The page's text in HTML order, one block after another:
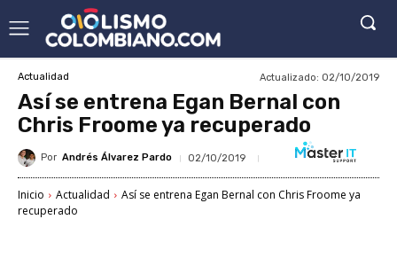
Actualidad Actualizado: 02/10/2019
Así se entrena Egan Bernal con
Chris Froome ya recuperado
Por Andrés Álvarez Pardo 02/10/2019
Inicio Actualidad
Así se entrena Egan Bernal con Chris Froome ya
recuperado